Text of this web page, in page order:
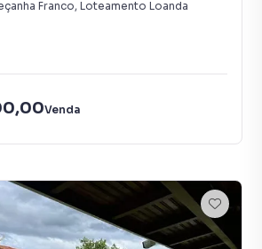
Franco, Loteamento Loanda
Venda